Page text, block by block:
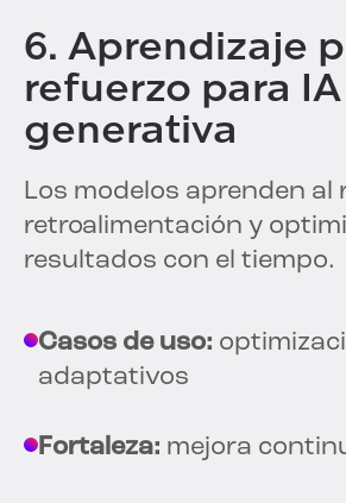
6. Aprendizaje
refuerzo para IA
generativa
Los modelos aprenden al
retroalimentación y
resultados con el tiempo.
Casos de uso:
adaptativos
Fortaleza: mejora